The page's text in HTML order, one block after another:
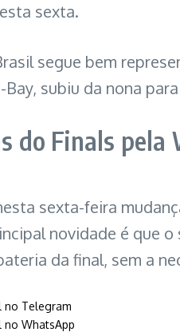
sexta.
segue bem
Bay, subiu da nona
do Finals
sexta-feira
novidade é que
da final, sem a
no Telegram
no WhatsApp